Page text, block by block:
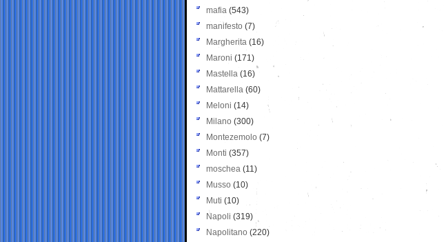
mafia (543)
manifesto (7)
Margherita (16)
Maroni (171)
Mastella (16)
Mattarella (60)
Meloni (14)
Milano (300)
Montezemolo (7)
Monti (357)
moschea (11)
Musso (10)
Muti (10)
Napoli (319)
Napolitano (220)